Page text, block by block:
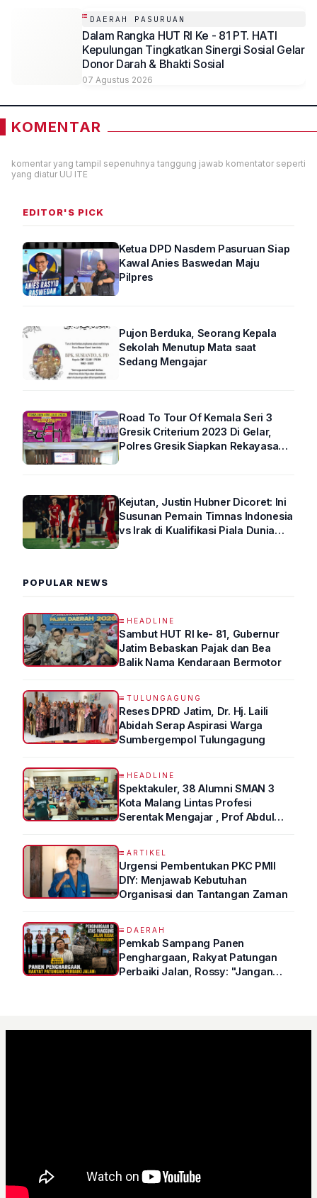
DAERAH PASURUAN
Dalam Rangka HUT RI Ke - 81 PT. HATI
Kepulungan Tingkatkan Sinergi Sosial Gelar
Donor Darah & Bhakti Sosial
07 Agustus 2026
KOMENTAR
komentar yang tampil sepenuhnya tanggung jawab komentator seperti
yang diatur UU ITE
EDITOR'S PICK
Ketua DPD Nasdem Pasuruan Siap
Kawal Anies Baswedan Maju
Pilpres
Pujon Berduka, Seorang Kepala
Sekolah Menutup Mata saat
Sedang Mengajar
Road To Tour Of Kemala Seri 3
Gresik Criterium 2023 Di Gelar,
Polres Gresik Siapkan Rekayasa
Kejutan, Justin Hubner Dicoret: Ini
Susunan Pemain Timnas Indonesia
vs Irak di Kualifikasi Piala Dunia
POPULAR NEWS
HEADLINE
Sambut HUT RI ke- 81, Gubernur
Jatim Bebaskan Pajak dan Bea
Balik Nama Kendaraan Bermotor
TULUNGAGUNG
Reses DPRD Jatim, Dr. Hj. Laili
Abidah Serap Aspirasi Warga
Sumbergempol Tulungagung
HEADLINE
Spektakuler, 38 Alumni SMAN 3
Kota Malang Lintas Profesi
Serentak Mengajar , Prof Abdul
ARTIKEL
Urgensi Pembentukan PKC PMII
DIY: Menjawab Kebutuhan
Organisasi dan Tantangan Zaman
DAERAH
Pemkab Sampang Panen
Penghargaan, Rakyat Patungan
Perbaiki Jalan, Rossy: "Jangan